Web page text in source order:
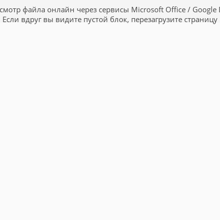
файла онлайн через сервисы Microsoft Office / Google
Если вдруг вы видите пустой блок, перезагрузите страницу